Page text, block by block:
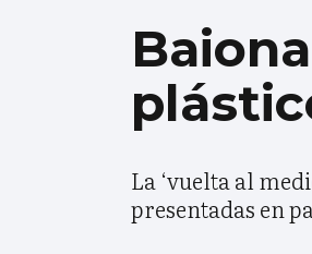
La ‘vuelta al
presentadas en